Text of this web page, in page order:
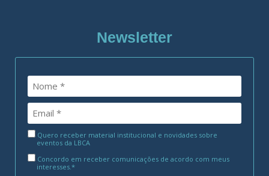
Newsletter
Quero receber material institucional e novidades sobre
eventos da LBCA
Concordo em receber comunicações de acordo com meus
interesses.*